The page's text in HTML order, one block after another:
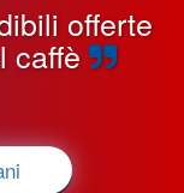
offerte
caffè